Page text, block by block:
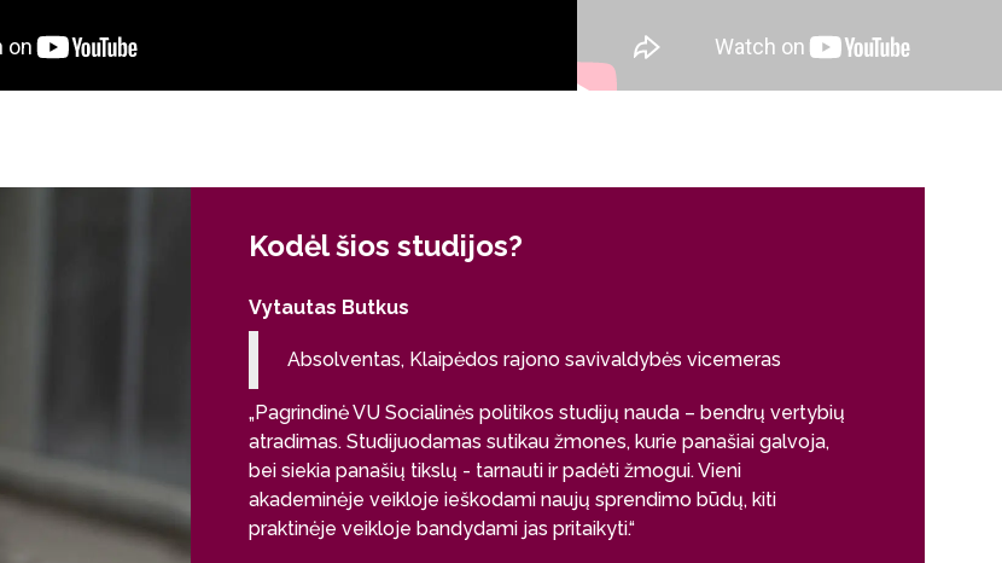
Kodėl šios studijos?
Vytautas Butkus
Absolventas, Klaipėdos rajono savivaldybės vicemeras
„Pagrindinė VU Socialinės politikos studijų nauda – bendrų vertybių
atradimas. Studijuodamas sutikau žmones, kurie panašiai galvoja,
bei siekia panašių tikslų - tarnauti ir padėti žmogui. Vieni
akademinėje veikloje ieškodami naujų sprendimo būdų, kiti
praktinėje veikloje bandydami jas pritaikyti.“